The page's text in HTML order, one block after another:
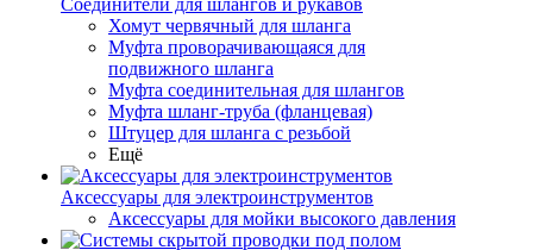
Соединители для шлангов и рукавов
Хомут червячный для шланга
Муфта проворачивающаяся для
подвижного шланга
Муфта соединительная для шлангов
Муфта шланг-труба (фланцевая)
Штуцер для шланга с резьбой
Ещё
Аксессуары для электроинструментов
Аксессуары для мойки высокого давления